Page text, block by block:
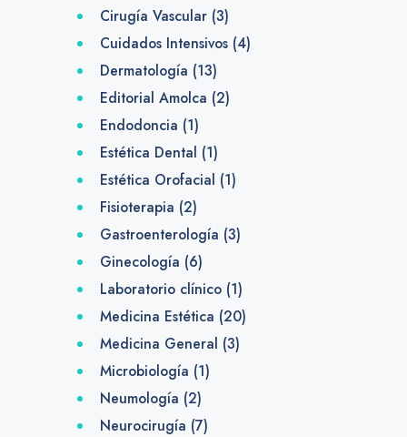
Cirugía Vascular(3)
Cuidados Intensivos(4)
Dermatología (13)
Editorial Amolca (2)
Endodoncia (1)
Estética Dental (1)
Estética Orofacial (1)
Fisioterapia (2)
Gastroenterología (3)
Ginecología (6)
Laboratorio clínico(1)
Medicina Estética (20)
Medicina General (3)
Microbiología (1)
Neumología (2)
Neurocirugía (7)